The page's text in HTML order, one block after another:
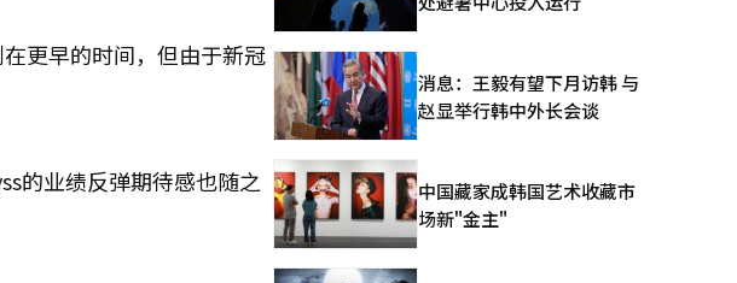
更早的时间，但由于新冠
的业绩反弹期待感也随之
消息：王毅有望下月访韩 与
赵显举行韩中外长会谈
中国藏家成韩国艺术收藏市
场新"金主"